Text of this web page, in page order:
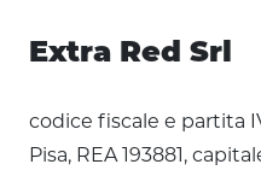
Extra Red Srl
codice fiscale e partita
Pisa, REA 193881,